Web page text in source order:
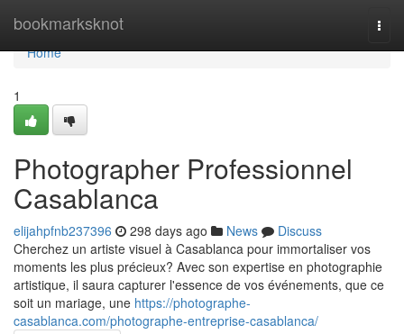
bookmarksknot
Home
Home
1
Photographer Professionnel
Casablanca
elijahpfnb237396 298 days ago News
Discuss
Cherchez un artiste visuel à Casablanca pour immortaliser vos
moments les plus précieux? Avec son expertise en photographie
artistique, il saura capturer l'essence de vos événements, que ce
soit un mariage, une https://photographe-
casablanca.com/photographe-entreprise-casablanca/